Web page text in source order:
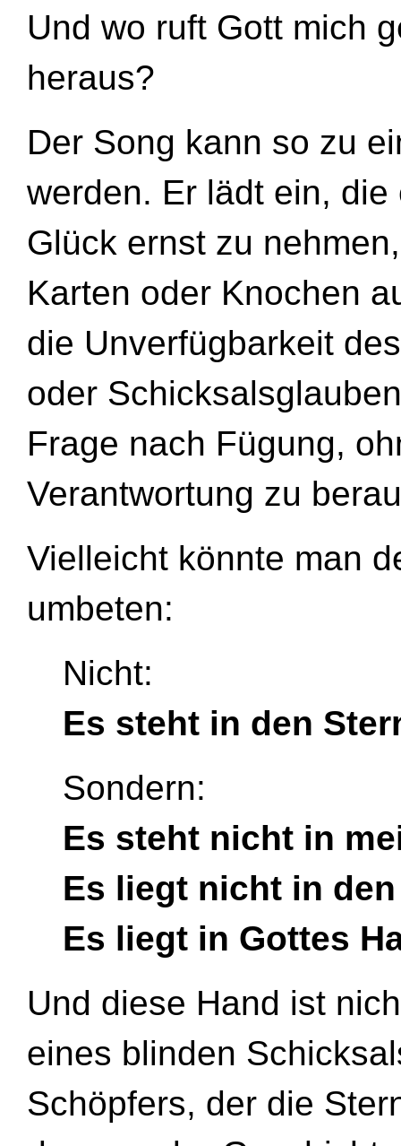
Und wo ruft Gott mich
heraus?
Der Song kann so zu
werden. Er lädt ein,
Glück ernst zu
Karten oder Knochen
die Unverfügbarkeit
oder
Frage nach Fügung,
Verantwortung zu
Vielleicht könnte man
umbeten:
Nicht:
Es steht in den
Sondern:
Es steht nicht in
Es liegt nicht in
Es liegt in Gottes
Und diese Hand ist
eines blinden
Schöpfers, der die